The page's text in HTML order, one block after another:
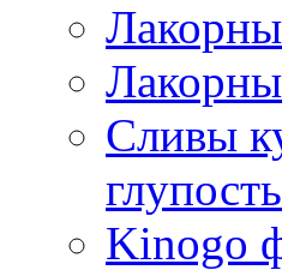
Сливы
Kinogo